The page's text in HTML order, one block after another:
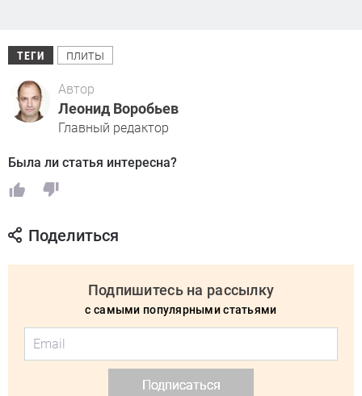
ТЕГИ плиты
Автор
Леонид Воробьев
Главный редактор
Была ли статья интересна?
Поделиться
Подпишитесь на рассылку
с самыми популярными статьями
Подписаться